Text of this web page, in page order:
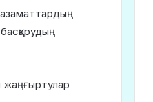
азаматтардың
жаңғыртулар